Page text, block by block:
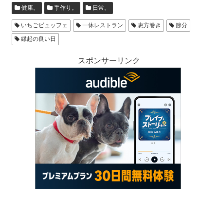
健康。 手作り。 日常。
いちごビュッフェ 一休レストラン 恵方巻き
節分
縁起の良い日
スポンサーリンク